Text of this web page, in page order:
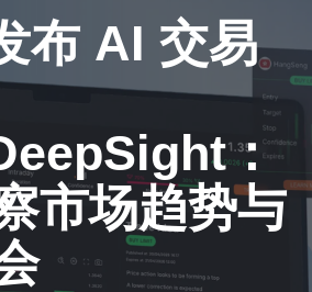
布 AI 交易
：
市场趋势与